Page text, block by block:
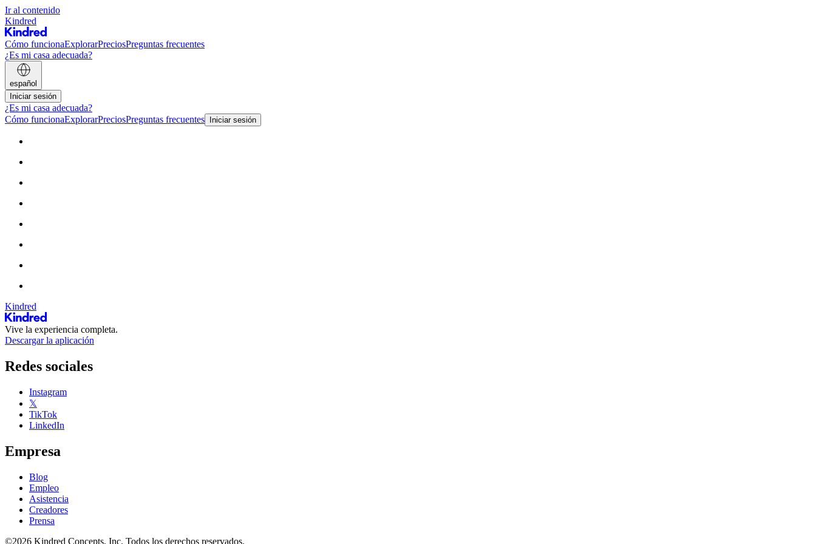
Ir al contenido
Kindred
Cómo funcionaExplorarPreciosPreguntas frecuentes
¿Es mi casa adecuada?
español
Iniciar sesión
¿Es mi casa adecuada?
Cómo funcionaExplorarPreciosPreguntas frecuentes Iniciar sesión
Kindred
Vive la experiencia completa.
Descargar la aplicación
Redes sociales
Instagram
𝕏
TikTok
LinkedIn
Empresa
Blog
Empleo
Asistencia
Creadores
Prensa
©2026 Kindred Concepts, Inc. Todos los derechos reservados.